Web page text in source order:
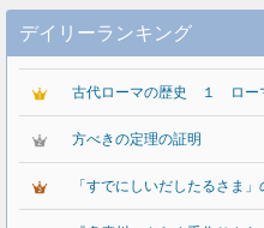
デイリーランキング
古代ローマの歴史 １ ロー
方べきの定理の証明
「すでにしいだしたるさま